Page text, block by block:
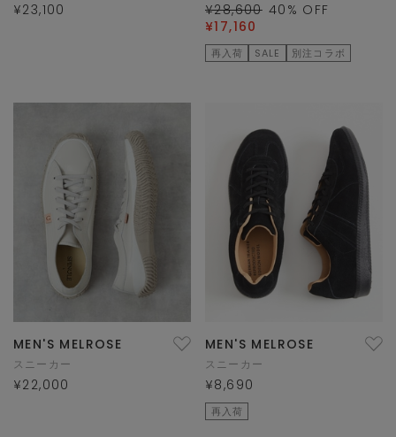
¥23,100 ¥28,600 40 % OFF
¥17,160
再入荷 SALE 別注コラボ
MEN'S MELROSE
スニーカー
¥22,000
MEN'S MELROSE
スニーカー
¥8,690
再入荷